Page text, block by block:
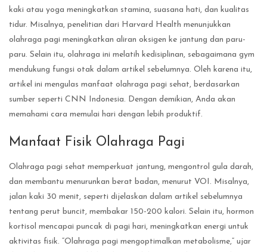
kaki atau yoga meningkatkan stamina, suasana hati, dan kualitas
tidur. Misalnya, penelitian dari Harvard Health menunjukkan
olahraga pagi meningkatkan aliran oksigen ke jantung dan paru-
paru. Selain itu, olahraga ini melatih kedisiplinan, sebagaimana gym
mendukung fungsi otak dalam artikel sebelumnya. Oleh karena itu,
artikel ini mengulas manfaat olahraga pagi sehat, berdasarkan
sumber seperti CNN Indonesia. Dengan demikian, Anda akan
memahami cara memulai hari dengan lebih produktif.
Manfaat Fisik Olahraga Pagi
Olahraga pagi sehat memperkuat jantung, mengontrol gula darah,
dan membantu menurunkan berat badan, menurut VOI. Misalnya,
jalan kaki 30 menit, seperti dijelaskan dalam artikel sebelumnya
tentang perut buncit, membakar 150-200 kalori. Selain itu, hormon
kortisol mencapai puncak di pagi hari, meningkatkan energi untuk
aktivitas fisik. “Olahraga pagi mengoptimalkan metabolisme,” ujar